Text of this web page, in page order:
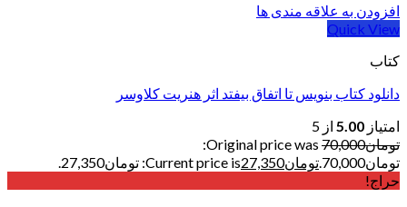
افزودن به علاقه مندی ها
Quick View
کتاب
دانلود کتاب بنویس تا اتفاق بیفتد اثر هنریت کلاوسر
امتیاز 5.00 از 5
تومان70,000
Original price was:
تومان70,000.
تومان27,350Current price is: تومان27,350.
حراج!